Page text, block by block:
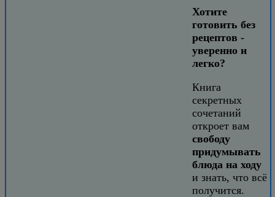
Хотите
готовить без
рецептов -
уверенно и
легко?
Книга
секретных
сочетаний
откроет вам
свободу
придумывать
блюда на ходу
и знать, что всё
получится.